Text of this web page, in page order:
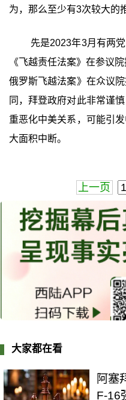
为，那么至少有3次较大的
先是2023年3月有两
《飞越责任法案》在参议
俄罗斯飞越法案》在众议
同，拜登政府对此非常谨
重恶化中美关系，可能引
大面积中断。
上一页
大家都在看
阿塞
F-16